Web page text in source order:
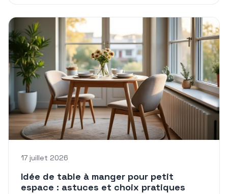
17 juillet 2026
Idée de table à manger pour petit
espace : astuces et choix pratiques